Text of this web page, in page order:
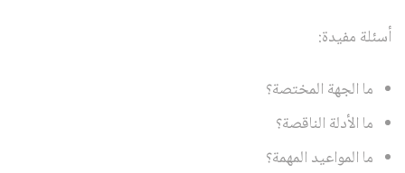
أسئلة مفيدة:
ما الجهة المختصة؟
ما الأدلة الناقصة؟
ما المواعيد المهمة؟